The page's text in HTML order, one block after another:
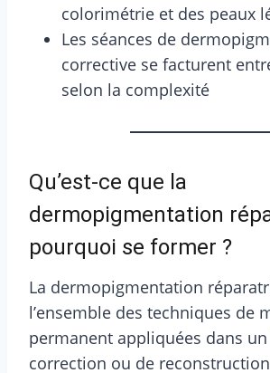
colorimétrie et des peaux
Les séances de
corrective se facturent
selon la complexité
Qu’est-ce que la
dermopigmentation
pourquoi se former ?
La dermopigmentation
l’ensemble des techniques de
permanent appliquées dans
correction ou de